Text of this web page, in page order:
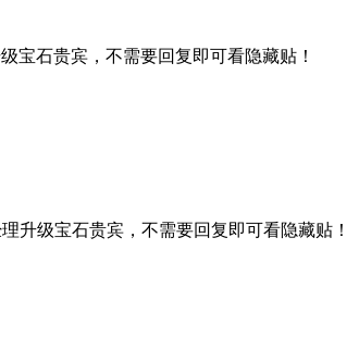
宝石贵宾，不需要回复即可看隐藏贴！
升级宝石贵宾，不需要回复即可看隐藏贴！